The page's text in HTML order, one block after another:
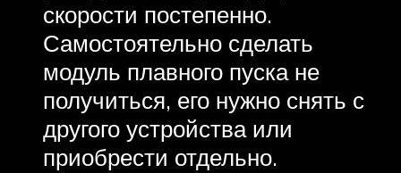
скорости постепенно.
Самостоятельно сделать
модуль плавного пуска не
получиться, его нужно снять с
другого устройства или
приобрести отдельно.